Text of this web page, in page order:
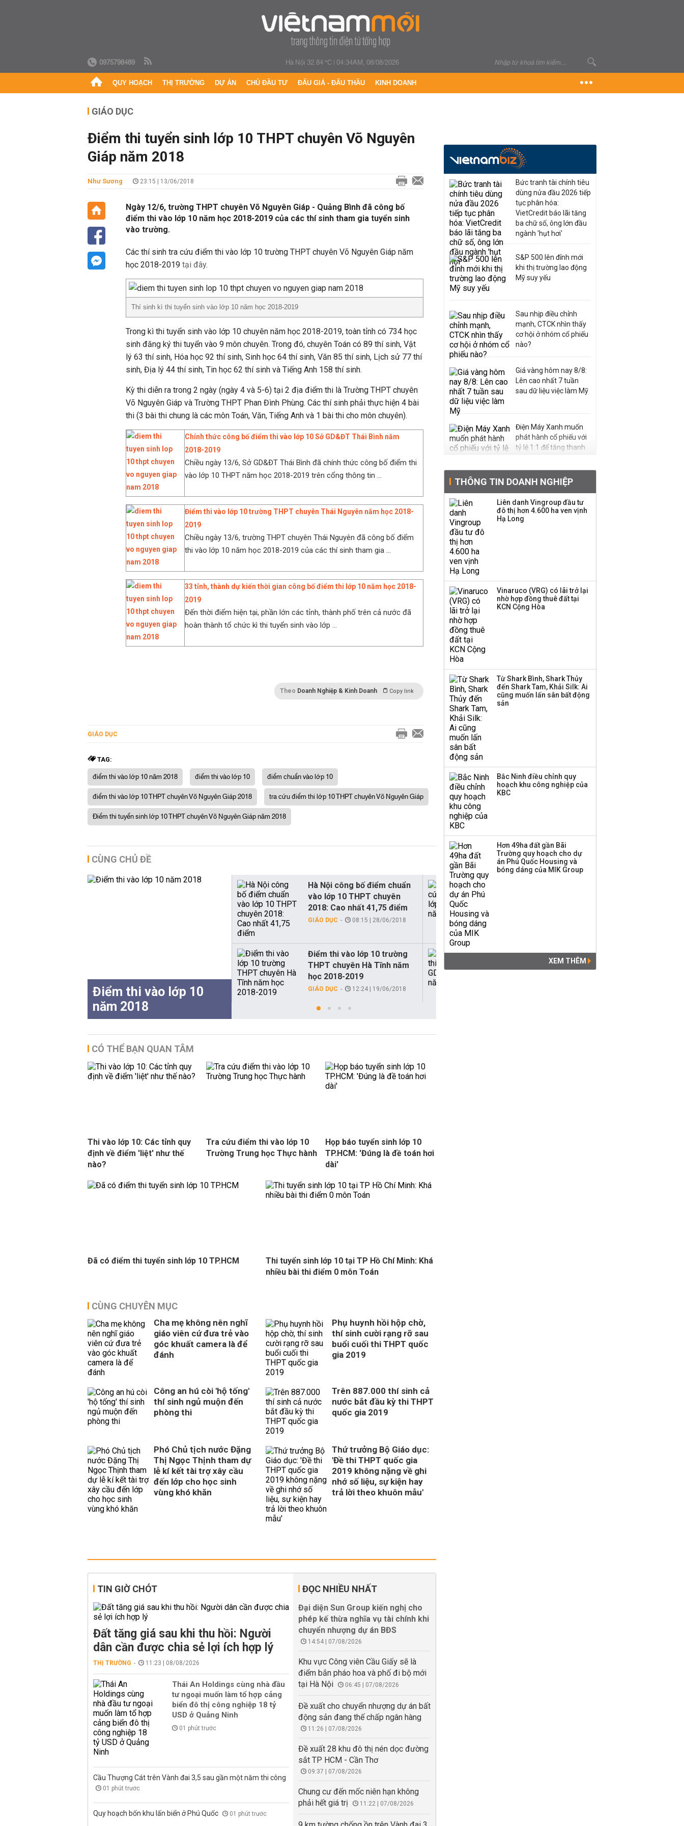
0975798489 Hà Nội 32.84 °C|04:34AM, 08/08/2026
QUY HOẠCH THỊ TRƯỜNG DỰ ÁN CHỦ ĐẦU TƯ ĐẤU GIÁ - ĐẤU THẦU KINH DOANH
GIÁO DỤC
Điểm thi tuyển sinh lớp 10 THPT chuyên Võ Nguyên
Giáp năm 2018
Như Sương 23:15 | 13/06/2018
Ngày 12/6, trường THPT chuyên Võ Nguyên Giáp - Quảng Bình đã công bố
điểm thi vào lớp 10 năm học 2018-2019 của các thí sinh tham gia tuyển sinh
vào trường.
Các thí sinh tra cứu điểm thi vào lớp 10 trường THPT chuyên Võ Nguyên Giáp năm
học 2018-2019 tại đây.
Thí sinh kì thi tuyển sinh vào lớp 10 năm học 2018-2019
Trong kì thi tuyển sinh vào lớp 10 chuyên năm học 2018-2019, toàn tỉnh có 734 học
sinh đăng ký thi tuyển vào 9 môn chuyên. Trong đó, chuyên Toán có 89 thí sinh, Vật
lý 63 thí sinh, Hóa học 92 thí sinh, Sinh học 64 thí sinh, Văn 85 thí sinh, Lịch sử 77 thí
sinh, Địa lý 44 thí sinh, Tin học 62 thí sinh và Tiếng Anh 158 thí sinh.
Kỳ thi diễn ra trong 2 ngày (ngày 4 và 5-6) tại 2 địa điểm thi là Trường THPT chuyên
Võ Nguyên Giáp và Trường THPT Phan Đình Phùng. Các thí sinh phải thực hiện 4 bài
thi (3 bài thi chung là các môn Toán, Văn, Tiếng Anh và 1 bài thi cho môn chuyên).
Chính thức công bố điểm thi vào lớp 10 Sở GD&ĐT Thái Bình năm
2018-2019
Chiều ngày 13/6, Sở GD&ĐT Thái Bình đã chính thức công bố điểm thi
vào lớp 10 THPT năm học 2018-2019 trên cổng thông tin ...
Điểm thi vào lớp 10 trường THPT chuyên Thái Nguyên năm học 2018-
2019
Chiều ngày 13/6, trường THPT chuyên Thái Nguyên đã công bố điểm
thi vào lớp 10 năm học 2018-2019 của các thí sinh tham gia ...
33 tỉnh, thành dự kiến thời gian công bố điểm thi lớp 10 năm học 2018-
2019
Đến thời điểm hiện tại, phần lớn các tỉnh, thành phố trên cả nước đã
hoàn thành tổ chức kì thi tuyển sinh vào lớp ...
Theo Doanh Nghiệp & Kinh Doanh Copy link
GIÁO DỤC
TAG:
điểm thi vào lớp 10 năm 2018 điểm thi vào lớp 10
điểm chuẩn vào lớp 10
điểm thi vào lớp 10 THPT chuyên Võ Nguyên Giáp 2018
tra cứu điểm thi lớp 10 THPT chuyên Võ Nguyên Giáp
Điểm thi tuyển sinh lớp 10 THPT chuyên Võ Nguyên Giáp năm 2018
CÙNG CHỦ ĐỀ
Điểm thi vào lớp 10
năm 2018
Hà Nội công bố điểm chuẩn
vào lớp 10 THPT chuyên
2018: Cao nhất 41,75 điểm
GIÁO DỤC 08:15 | 28/06/2018
Điểm thi vào lớp 10 trường
THPT chuyên Hà Tĩnh năm
học 2018-2019
GIÁO DỤC 12:24 | 19/06/2018
Tra cứu điểm thi vào lớp 10
Sở GD&ĐT Cần Thơ năm
CÓ THỂ BẠN QUAN TÂM
Thi vào lớp 10: Các tỉnh quy
định về điểm 'liệt' như thế
nào?
Tra cứu điểm thi vào lớp 10
Trường Trung học Thực hành
Họp báo tuyển sinh lớp 10
TP.HCM: 'Đúng là đề toán hơi
dài'
Đã có điểm thi tuyển sinh lớp 10 TP.HCM
Thi tuyển sinh lớp 10 tại TP Hồ Chí Minh: Khá
nhiều bài thi điểm 0 môn Toán
CÙNG CHUYÊN MỤC
Cha mẹ không nên nghĩ
giáo viên cứ đưa trẻ vào
góc khuất camera là để
đánh
Phụ huynh hồi hộp chờ,
thí sinh cười rạng rỡ sau
buổi cuối thi THPT quốc
gia 2019
Công an hú còi 'hộ tống'
thí sinh ngủ muộn đến
phòng thi
Trên 887.000 thí sinh cả
nước bắt đầu kỳ thi THPT
quốc gia 2019
Phó Chủ tịch nước Đặng
Thị Ngọc Thịnh tham dự
lễ kí kết tài trợ xây cầu
đến lớp cho học sinh
vùng khó khăn
Thứ trưởng Bộ Giáo dục:
'Đề thi THPT quốc gia
2019 không nặng về ghi
nhớ số liệu, sự kiện hay
trả lời theo khuôn mẫu'
TIN GIỜ CHÓT
Đất tăng giá sau khi thu hồi: Người
dân cần được chia sẻ lợi ích hợp lý
THỊ TRƯỜNG 11:23 | 08/08/2026
Thái An Holdings cùng nhà đầu
tư ngoại muốn làm tổ hợp cảng
biển đô thị công nghiệp 18 tỷ
USD ở Quảng Ninh
01 phút trước
Cầu Thượng Cát trên Vành đai 3,5 sau gần một năm thi công
01 phút trước
Quy hoạch bốn khu lấn biển ở Phú Quốc 01 phút trước
ĐỌC NHIỀU NHẤT
Đại diện Sun Group kiến nghị cho
phép kế thừa nghĩa vụ tài chính khi
chuyển nhượng dự án BĐS
14:54 | 07/08/2026
Khu vực Công viên Cầu Giấy sẽ là
điểm bắn pháo hoa và phố đi bộ mới
tại Hà Nội
06:45 | 07/08/2026
Đề xuất cho chuyển nhượng dự án bất
động sản đang thế chấp ngân hàng
11:26 | 07/08/2026
Đề xuất 28 khu đô thị nén dọc đường
sắt TP HCM - Cần Thơ
09:37 | 07/08/2026
Chung cư đến mốc niên hạn không
phải hết giá trị
11:22 | 07/08/2026
Bức tranh tài chính tiêu
dùng nửa đầu 2026 tiếp
tục phân hóa:
VietCredit báo lãi tăng
ba chữ số, ông lớn đầu
ngành 'hụt hơi'
S&P 500 lên đỉnh mới
khi thị trường lao động
Mỹ suy yếu
Sau nhịp điều chỉnh
mạnh, CTCK nhìn thấy
cơ hội ở nhóm cổ phiếu
nào?
Giá vàng hôm nay 8/8:
Lên cao nhất 7 tuần
sau dữ liệu việc làm Mỹ
Điện Máy Xanh muốn
phát hành cổ phiếu với
tỷ lệ 1:1 để tăng thanh
Quy hoạch 4 khu lấn
biển ở Phú Quốc
hàng
Dự án Sheraton Phú
Huấn Hoa Hồng bỗng
dưng ‘biến mất’, một
công ty khác đã giải thể
THÔNG TIN DOANH NGHIỆP
Liên danh Vingroup đầu tư
đô thị hơn 4.600 ha ven vịnh
Hạ Long
Vinaruco (VRG) có lãi trở lại
nhờ hợp đồng thuê đất tại
KCN Cộng Hòa
Từ Shark Bình, Shark Thủy
đến Shark Tam, Khải Silk: Ai
cũng muốn lấn sân bất động
sản
Bắc Ninh điều chỉnh quy
hoạch khu công nghiệp của
KBC
Hơn 49ha đất gần Bãi
Trường quy hoạch cho dự
án Phú Quốc Housing và
bóng dáng của MIK Group
XEM THÊM